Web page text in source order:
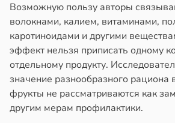
Возможную пользу авторы
волокнами, калием, витаминами,
каротиноидами и другими
эффект нельзя приписать одному
отдельному продукту.
значение разнообразного
фрукты не рассматриваются как
другим мерам профилактики.